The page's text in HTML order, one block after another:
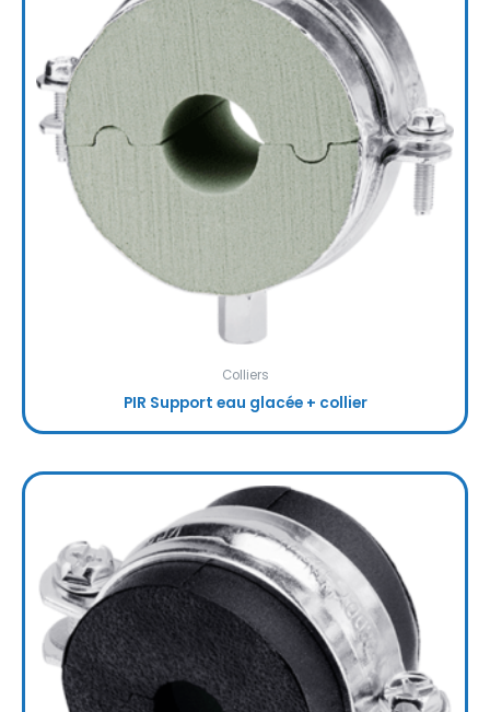
Colliers
PIR Support eau glacée + collier